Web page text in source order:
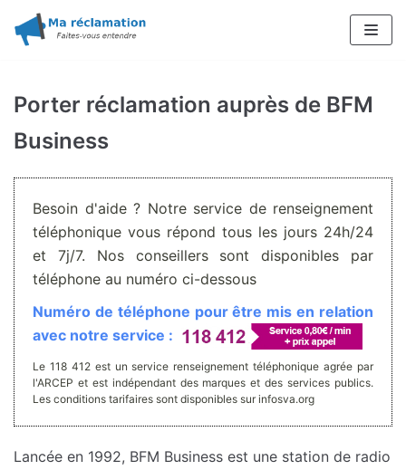
Aller
contenu
Porter réclamation auprès de BFM
Business
Besoin d'aide ? Notre service de renseignement
téléphonique vous répond tous les jours 24h/24
et 7j/7. Nos conseillers sont disponibles par
téléphone au numéro ci-dessous
Numéro de téléphone pour être mis en relation
avec notre service :
Le 118 412 est un service renseignement téléphonique agrée par
l'ARCEP et est indépendant des marques et des services publics.
Les conditions tarifaires sont disponibles sur infosva.org
Lancée en 1992, BFM Business est une station de radio